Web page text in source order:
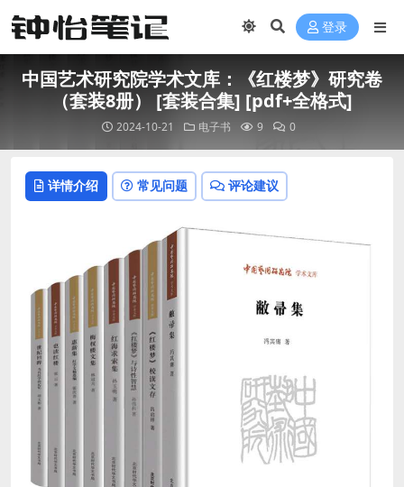
登录
中国艺术研究院学术文库：《红楼梦》研究卷
（套装8册） [ 套装合集] [pdf+全格式]
2024-10-21 电子书 9 0
详情介绍 常见问题 评论建议